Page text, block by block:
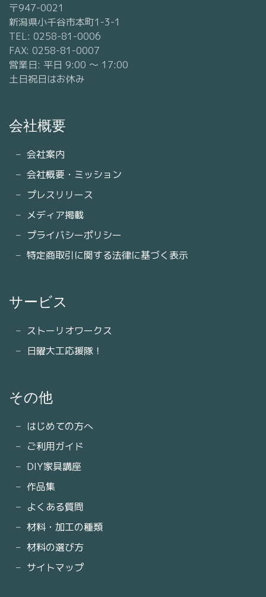
〒947-0021
新潟県小千谷市本町1-3-1
TEL: 0258-81-0006
FAX: 0258-81-0007
営業日: 平日 9:00 〜 17:00
土日祝日はお休み
会社概要
会社案内
会社概要・ミッション
プレスリリース
メディア掲載
プライバシーポリシー
特定商取引に関する法律に基づく表示
サービス
ストーリオワークス
日曜大工応援隊！
その他
はじめての方へ
ご利用ガイド
DIY家具講座
作品集
よくある質問
材料・加工の種類
材料の選び方
サイトマップ